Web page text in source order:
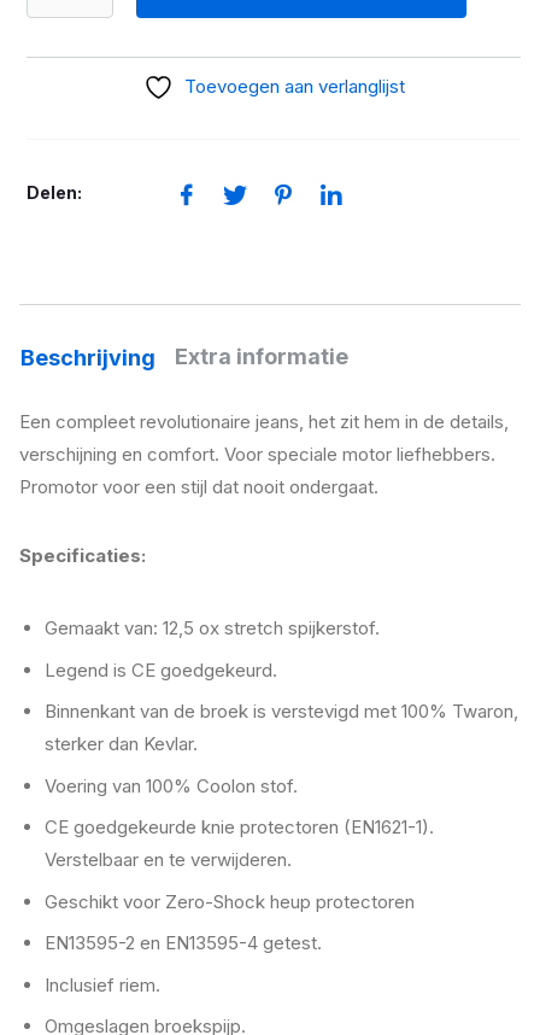
Toevoegen aan verlanglijst
Delen:
Beschrijving Extra informatie
Een compleet revolutionaire jeans, het zit hem in de details,
verschijning en comfort. Voor speciale motor liefhebbers.
Promotor voor een stijl dat nooit ondergaat.
Specificaties:
Gemaakt van: 12,5 ox stretch spijkerstof.
Legend is CE goedgekeurd.
Binnenkant van de broek is verstevigd met 100% Twaron,
sterker dan Kevlar.
Voering van 100% Coolon stof.
CE goedgekeurde knie protectoren (EN1621-1).
Verstelbaar en te verwijderen.
Geschikt voor Zero-Shock heup protectoren
EN13595-2 en EN13595-4 getest.
Inclusief riem.
Omgeslagen broekspijp.